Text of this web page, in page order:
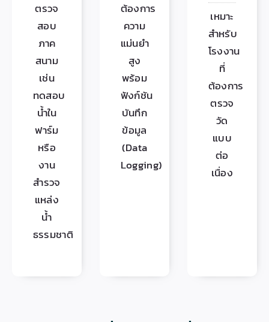
ตรวจ
สอบ
ภาค
สนาม
เช่น
ทดสอบ
น้ำใน
ฟาร์ม
หรือ
งาน
สำรวจ
แหล่ง
น้ำ
ธรรมชาติ
ต้องการ
ความ
แม่นยำ
สูง
พร้อม
ฟังก์ชัน
บันทึก
ข้อมูล
(Data
Logging)
เหมาะ
สำหรับ
โรงงาน
ที่
ต้องการ
ตรวจ
วัด
แบบ
ต่อ
เนื่อง